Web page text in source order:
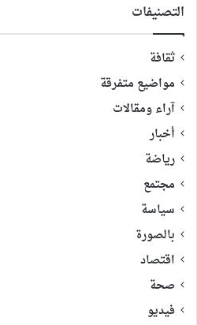
التصنيفات
ثقافة
مواضيع متفرقة
آراء ومقالات
أخبار
رياضة
مجتمع
سياسة
بالصورة
اقتصاد
صحة
فيديو